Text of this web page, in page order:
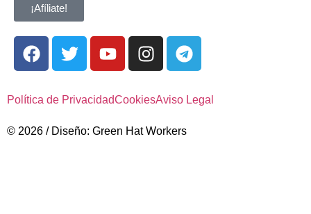
¡Afíliate!
Política de PrivacidadCookiesAviso Legal
© 2026 / Diseño: Green Hat Workers